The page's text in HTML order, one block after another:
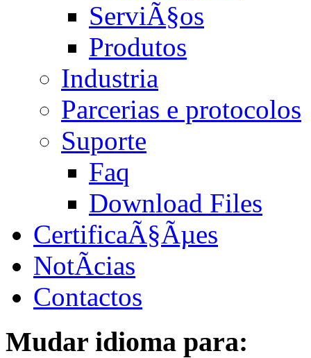
ServiÃ§os
Produtos
Industria
Parcerias e protocolos
Suporte
Faq
Download Files
CertificaÃ§Ãµes
NotÃ­cias
Contactos
Mudar idioma para: